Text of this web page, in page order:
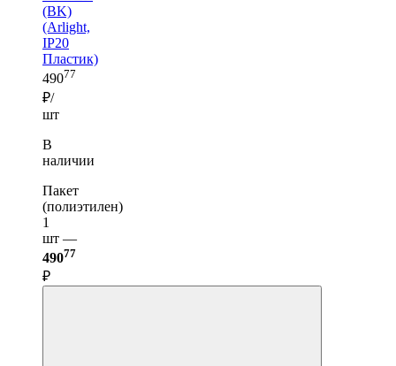
(BK)
(Arlight,
IP20
Пластик)
49077
₽/
шт
В
наличии
Пакет
(полиэтилен)
1
шт —
49077
₽